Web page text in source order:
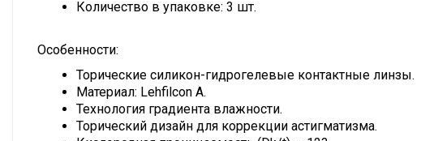
Количество в упаковке: 3 шт.
Особенности:
Торические силикон-гидрогелевые контактные линзы.
Материал: Lehfilcon A.
Технология градиента влажности.
Торический дизайн для коррекции астигматизма.